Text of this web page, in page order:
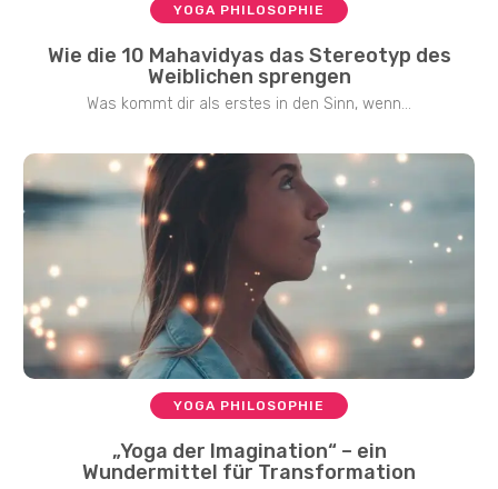
YOGA PHILOSOPHIE
Wie die 10 Mahavidyas das Stereotyp des
Weiblichen sprengen
Was kommt dir als erstes in den Sinn, wenn...
YOGA PHILOSOPHIE
„Yoga der Imagination“ – ein
Wundermittel für Transformation